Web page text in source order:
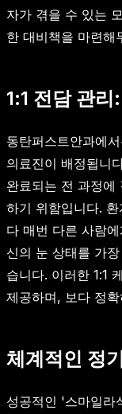
자가 겪을 수 있는
한 대비책을 마련해
1:1 전담 관
동탄퍼스트안과에
의료진이 배정됩니
완료되는 전 과정에
하기 위함입니다.
다 매번 다른 사람
신의 눈 상태를 가
습니다. 이러한 1:1
제공하며, 보다 정
체계적인 정
성공적인 '스마일라